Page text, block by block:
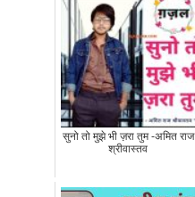
सुनो तो मुझे भी ज़रा तुम -अमित राज
श्रीवास्तव